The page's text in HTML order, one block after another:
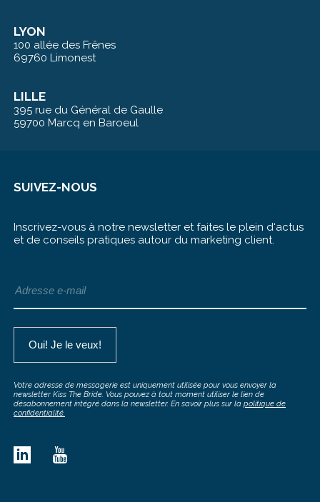
LYON
100 allée des Frênes
69760 Limonest
LILLE
395 rue du Général de Gaulle
59700 Marcq en Baroeul
SUIVEZ-NOUS
Inscrivez-vous à notre newsletter et faites le plein d‘actus
et de conseils pratiques autour du marketing client.
Votre adresse de messagerie est uniquement utilisée pour vous envoyer la
newsletter Kiss The Bride. Vous pouvez à tout moment utiliser le lien de
désabonnement intégré dans la newsletter. En savoir plus sur la politique de
confidentialité.